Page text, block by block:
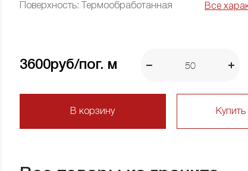
Поверхность: Термообработанная Все
3600руб/пог. м
В корзину Купить